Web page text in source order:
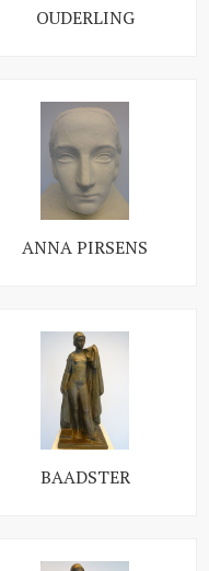
OUDERLING
ANNA PIRSENS
BAADSTER